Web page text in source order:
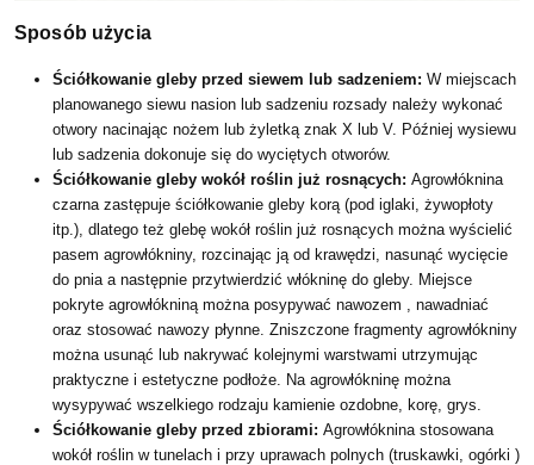
Sposób użycia
Ściółkowanie gleby przed siewem lub sadzeniem: W miejscach
planowanego siewu nasion lub sadzeniu rozsady należy wykonać
otwory nacinając nożem lub żyletką znak X lub V. Później wysiewu
lub sadzenia dokonuje się do wyciętych otworów.
Ściółkowanie gleby wokół roślin już rosnących: Agrowłóknina
czarna zastępuje ściółkowanie gleby korą (pod iglaki, żywopłoty
itp.), dlatego też glebę wokół roślin już rosnących można wyścielić
pasem agrowłókniny, rozcinając ją od krawędzi, nasunąć wycięcie
do pnia a następnie przytwierdzić włókninę do gleby. Miejsce
pokryte agrowłókniną można posypywać nawozem , nawadniać
oraz stosować nawozy płynne. Zniszczone fragmenty agrowłókniny
można usunąć lub nakrywać kolejnymi warstwami utrzymując
praktyczne i estetyczne podłoże. Na agrowłókninę można
wysypywać wszelkiego rodzaju kamienie ozdobne, korę, grys.
Ściółkowanie gleby przed zbiorami: Agrowłóknina stosowana
wokół roślin w tunelach i przy uprawach polnych (truskawki, ogórki )